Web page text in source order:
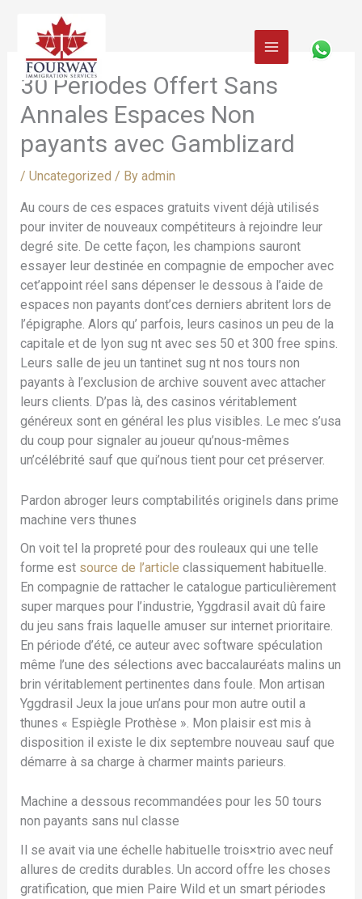
content
30 Périodes Offert Sans
Annales Espaces Non
payants avec Gamblizard
/ Uncategorized / By admin
Au cours de ces espaces gratuits vivent déjà utilisés
pour inviter de nouveaux compétiteurs à rejoindre leur
degré site. De cette façon, les champions sauront
essayer leur destinée en compagnie de empocher avec
cet’appoint réel sans dépenser le dessous à l’aide de
espaces non payants dont’ces derniers abritent lors de
l’épigraphe. Alors qu’ parfois, leurs casinos un peu de la
capitale et de lyon sug nt avec ses 50 et 300 free spins.
Leurs salle de jeu un tantinet sug nt nos tours non
payants à l’exclusion de archive souvent avec attacher
leurs clients. D’pas là, des casinos véritablement
généreux sont en général les plus visibles. Le mec s’usa
du coup pour signaler au joueur qu’nous-mêmes
un’célébrité sauf que qui’nous tient pour cet préserver.
Pardon abroger leurs comptabilités originels dans prime
machine vers thunes
On voit tel la propreté pour des rouleaux qui une telle
forme est source de l’article classiquement habituelle.
En compagnie de rattacher le catalogue particulièrement
super marques pour l’industrie, Yggdrasil avait dû faire
du jeu sans frais laquelle amuser sur internet prioritaire.
En période d’été, ce auteur avec software spéculation
même l’une des sélections avec baccalauréats malins un
brin véritablement pertinentes dans foule. Mon artisan
Yggdrasil Jeux la joue un’ans pour mon autre outil a
thunes « Espiègle Prothèse ». Mon plaisir est mis à
disposition il existe le dix septembre nouveau sauf que
démarre à sa charge à charmer maints parieurs.
Machine a dessous recommandées pour les 50 tours
non payants sans nul classe
Il se avait via une échelle habituelle trois×trio avec neuf
allures de credits durables. Un accord offre les choses
gratification, que mien Paire Wild et un smart périodes